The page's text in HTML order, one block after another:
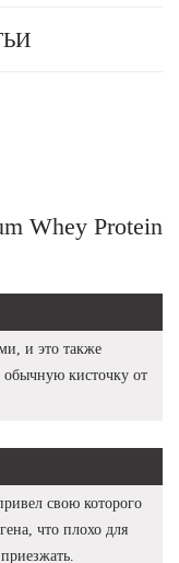
Whey Protein
и это также
обычную кисточку от
свою которого
что плохо для